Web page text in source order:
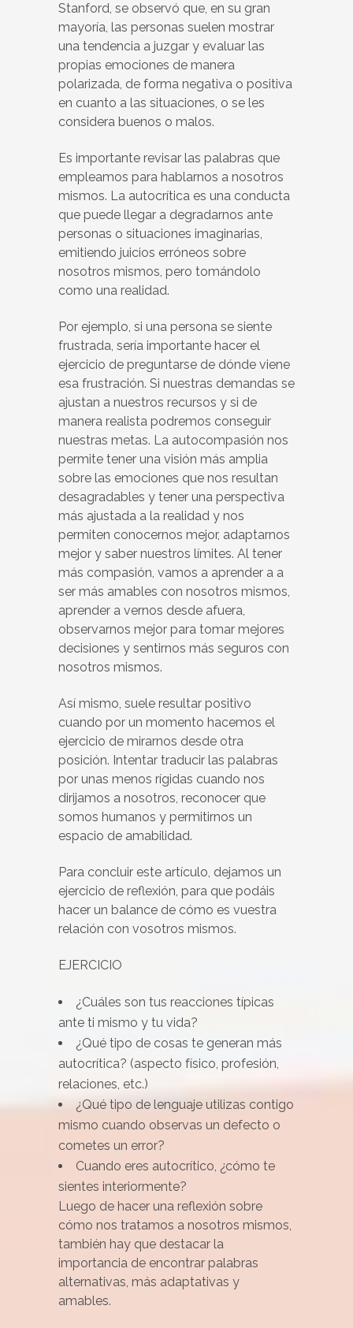
Stanford, se observó que, en su gran
mayoría, las personas suelen mostrar
una tendencia a juzgar y evaluar las
propias emociones de manera
polarizada, de forma negativa o positiva
en cuanto a las situaciones, o se les
considera buenos o malos.
Es importante revisar las palabras que
empleamos para hablarnos a nosotros
mismos. La autocrítica es una conducta
que puede llegar a degradarnos ante
personas o situaciones imaginarias,
emitiendo juicios erróneos sobre
nosotros mismos, pero tomándolo
como una realidad.
Por ejemplo, si una persona se siente
frustrada, sería importante hacer el
ejercicio de preguntarse de dónde viene
esa frustración. Si nuestras demandas se
ajustan a nuestros recursos y si de
manera realista podremos conseguir
nuestras metas. La autocompasión nos
permite tener una visión más amplia
sobre las emociones que nos resultan
desagradables y tener una perspectiva
más ajustada a la realidad y nos
permiten conocernos mejor, adaptarnos
mejor y saber nuestros límites. Al tener
más compasión, vamos a aprender a a
ser más amables con nosotros mismos,
aprender a vernos desde afuera,
observarnos mejor para tomar mejores
decisiones y sentirnos más seguros con
nosotros mismos.
Así mismo, suele resultar positivo
cuando por un momento hacemos el
ejercicio de mirarnos desde otra
posición. Intentar traducir las palabras
por unas menos rígidas cuando nos
dirijamos a nosotros, reconocer que
somos humanos y permitirnos un
espacio de amabilidad.
Para concluir este artículo, dejamos un
ejercicio de reflexión, para que podáis
hacer un balance de cómo es vuestra
relación con vosotros mismos.
EJERCICIO
¿Cuáles son tus reacciones típicas
ante ti mismo y tu vida?
¿Qué tipo de cosas te generan más
autocrítica? (aspecto físico, profesión,
relaciones, etc.)
¿Qué tipo de lenguaje utilizas contigo
mismo cuando observas un defecto o
cometes un error?
Cuando eres autocrítico, ¿cómo te
sientes interiormente?
Luego de hacer una reflexión sobre
cómo nos tratamos a nosotros mismos,
también hay que destacar la
importancia de encontrar palabras
alternativas, más adaptativas y
amables.